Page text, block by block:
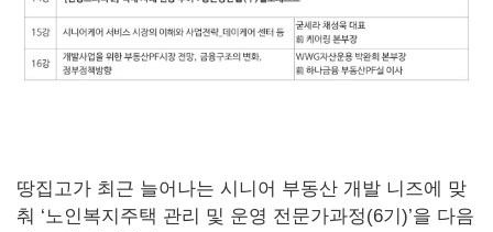
땅집고가 최근 늘어나는 시니어 부동산 개발 니즈에 맞
춰 ‘노인복지주택 관리 및 운영 전문가과정(6기)’을 다음